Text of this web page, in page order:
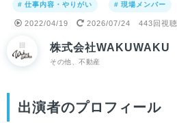
# 仕事内容・やりがい # 現場メンバー
2022/04/19 2026/07/24 443回視聴
株式会社WAKUWAKU
その他、不動産
出演者のプロフィール